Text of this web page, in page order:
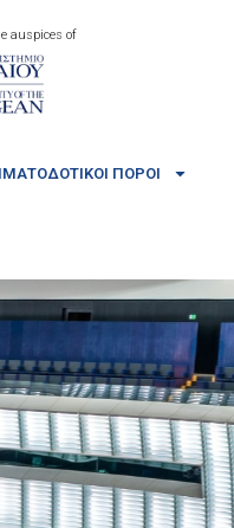
auspices of
ΠΌΡΟΙ